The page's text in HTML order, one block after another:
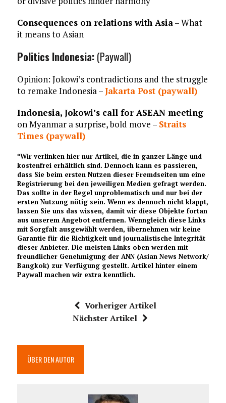
Consequences on relations with Asia– What
it means to Asian
Politics Indonesia:(Paywall)
Opinion: Jokowi’s contradictions and the struggle
to remake Indonesia –Jakarta Post (paywall)
Indonesia, Jokowi’s call for ASEAN meeting
on Myanmar a surprise, bold move – Straits
Times (paywall)
*Wir verlinken hier nur Artikel, die in ganzer Länge und
kostenfrei erhältlich sind. Dennoch kann es passieren,
dass Sie beim ersten Nutzen dieser Fremdseiten um eine
Registrierung bei den jeweiligen Medien gefragt werden.
Das sollte in der Regel unproblematisch und nur bei der
ersten Nutzung nötig sein. Wenn es dennoch nicht klappt,
lassen Sie uns das wissen, damit wir diese Objekte fortan
aus unserem Angebot entfernen. Wenngleich diese Links
mit Sorgfalt ausgewählt werden, übernehmen wir keine
Garantie für die Richtigkeit und journalistische Integrität
dieser Anbieter. Die meisten Links oben werden mit
freundlicher Genehmigung der ANN (Asian News Network/
Bangkok) zur Verfügung gestellt. Artikel hinter einem
Paywall machen wir extra kenntlich.
Vorheriger Artikel
Nächster Artikel
ÜBER DEN AUTOR